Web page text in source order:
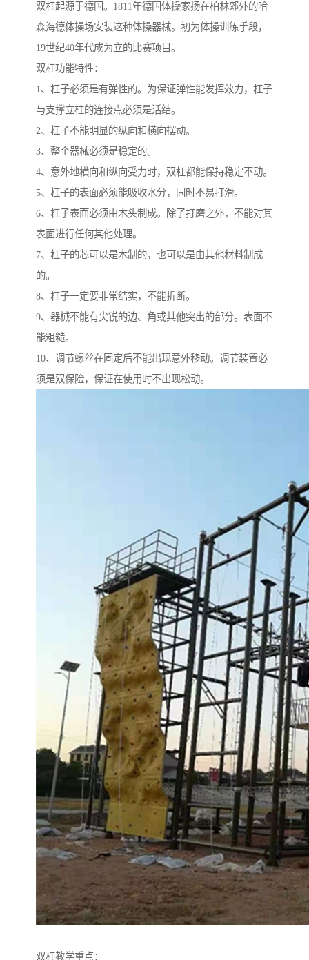
双杠起源于德国。1811年德国体操家扬在柏林郊外的哈
森海德体操场安装这种体操器械。初为体操训练手段，
19世纪40年代成为立的比赛项目。
双杠功能特性：
1、杠子必须是有弹性的。为保证弹性能发挥效力，杠子
与支撑立柱的连接点必须是活结。
2、杠子不能明显的纵向和横向摆动。
3、整个器械必须是稳定的。
4、意外地横向和纵向受力时，双杠都能保持稳定不动。
5、杠子的表面必须能吸收水分，同时不易打滑。
6、杠子表面必须由木头制成。除了打磨之外，不能对其
表面进行任何其他处理。
7、杠子的芯可以是木制的，也可以是由其他材料制成
的。
8、杠子一定要非常结实，不能折断。
9、器械不能有尖锐的边、角或其他突出的部分。表面不
能粗糙。
10、调节螺丝在固定后不能出现意外移动。调节装置必
须是双保险，保证在使用时不出现松动。
双杠教学重点：